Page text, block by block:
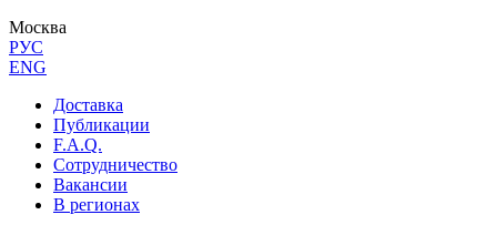
Москва
РУС
ENG
Доставка
Публикации
F.A.Q.
Сотрудничество
Вакансии
В регионах